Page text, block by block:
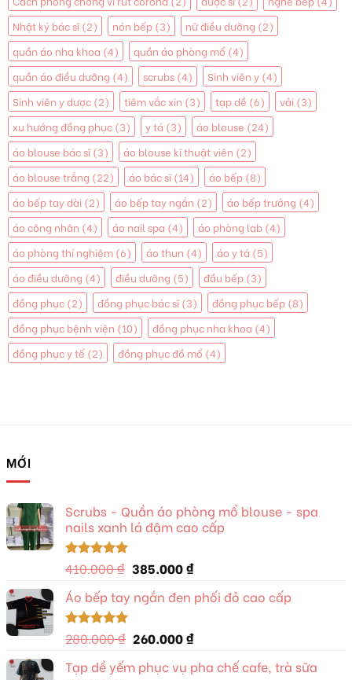
Nhật ký bác sĩ(2) nón bếp (3) nữ điều dưỡng (2)
quần áo nha khoa (4) quần áo phòng mổ (4)
quần áo điều dưỡng (4) scrubs (4) Sinh viên y (4)
Sinh viên y dược (2) tiêm vắc xin (3) tạp dề (6) vải (3)
xu hướng đồng phục (3) y tá (3) áo blouse (24)
áo blouse bác sĩ(3) áo blouse kĩ thuật viên (2)
áo blouse trắng (22) áo bác sĩ(14) áo bếp (8)
áo bếp tay dài (2) áo bếp tay ngắn (2) áo bếp trưởng (4)
áo công nhân (4) áo nail spa (4) áo phòng lab (4)
áo phòng thí nghiệm (6) áo thun (4) áo y tá (5)
áo điều dưỡng (4) điều dưỡng (5) đầu bếp (3)
đồng phục (2) đồng phục bác sĩ(3) đồng phục bếp (8)
đồng phục bệnh viện (10) đồng phục nha khoa (4)
đồng phục y tế (2) đồng phục đồ mổ (4)
MỚI
Scrubs - Quần áo phòng mổ blouse - spa
nails xanh lá đậm cao cấp
Được xếp
5 sao
410.000₫ Giá
là:
385.000₫Giá
tại
385.000 ₫.
Áo bếp tay ngắn đen phối đỏ cao cấp
Được xếp
5 sao
280.000₫ Giá
là:
260.000₫Giá
tại
Tạp dề yếm phục vụ pha chế cafe, trà sữa